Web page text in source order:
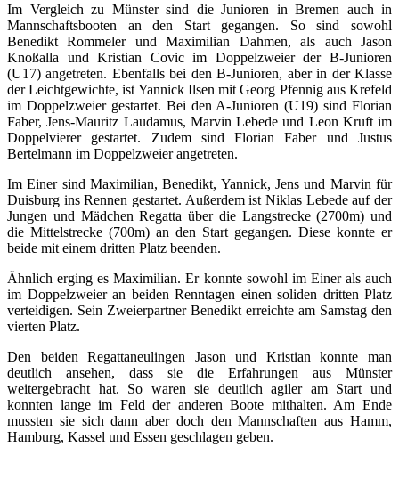
Im Vergleich zu Münster sind die Junioren in Bremen auch in
Mannschaftsbooten an den Start gegangen. So sind sowohl
Benedikt Rommeler und Maximilian Dahmen, als auch Jason
Knoßalla und Kristian Covic im Doppelzweier der B-Junioren
(U17) angetreten. Ebenfalls bei den B-Junioren, aber in der Klasse
der Leichtgewichte, ist Yannick Ilsen mit Georg Pfennig aus Krefeld
im Doppelzweier gestartet. Bei den A-Junioren (U19) sind Florian
Faber, Jens-Mauritz Laudamus, Marvin Lebede und Leon Kruft im
Doppelvierer gestartet. Zudem sind Florian Faber und Justus
Bertelmann im Doppelzweier angetreten.
Im Einer sind Maximilian, Benedikt, Yannick, Jens und Marvin für
Duisburg ins Rennen gestartet. Außerdem ist Niklas Lebede auf der
Jungen und Mädchen Regatta über die Langstrecke (2700m) und
die Mittelstrecke (700m) an den Start gegangen. Diese konnte er
beide mit einem dritten Platz beenden.
Ähnlich erging es Maximilian. Er konnte sowohl im Einer als auch
im Doppelzweier an beiden Renntagen einen soliden dritten Platz
verteidigen. Sein Zweierpartner Benedikt erreichte am Samstag den
vierten Platz.
Den beiden Regattaneulingen Jason und Kristian konnte man
deutlich ansehen, dass sie die Erfahrungen aus Münster
weitergebracht hat. So waren sie deutlich agiler am Start und
konnten lange im Feld der anderen Boote mithalten. Am Ende
mussten sie sich dann aber doch den Mannschaften aus Hamm,
Hamburg, Kassel und Essen geschlagen geben.